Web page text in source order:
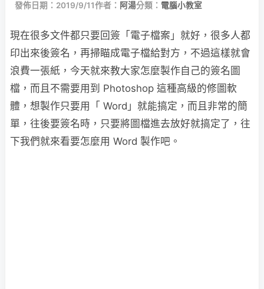
發佈日期：2019/9/11作者： 阿湯分類： 電腦小教室
現在很多文件都只要回簽「電子檔案」就好，很多人都
印出來後簽名，再掃瞄成電子檔給對方，不過這樣就會
浪費一張紙，今天就來教大家怎麼製作自己的簽名圖
檔，而且不需要用到 Photoshop 這種高級的修圖軟
體，想製作只要用「 Word」就能搞定，而且非常的簡
單，往後要簽名時，只要將圖檔進去放好就搞定了，往
下我們就來看要怎麼用 Word 製作吧。